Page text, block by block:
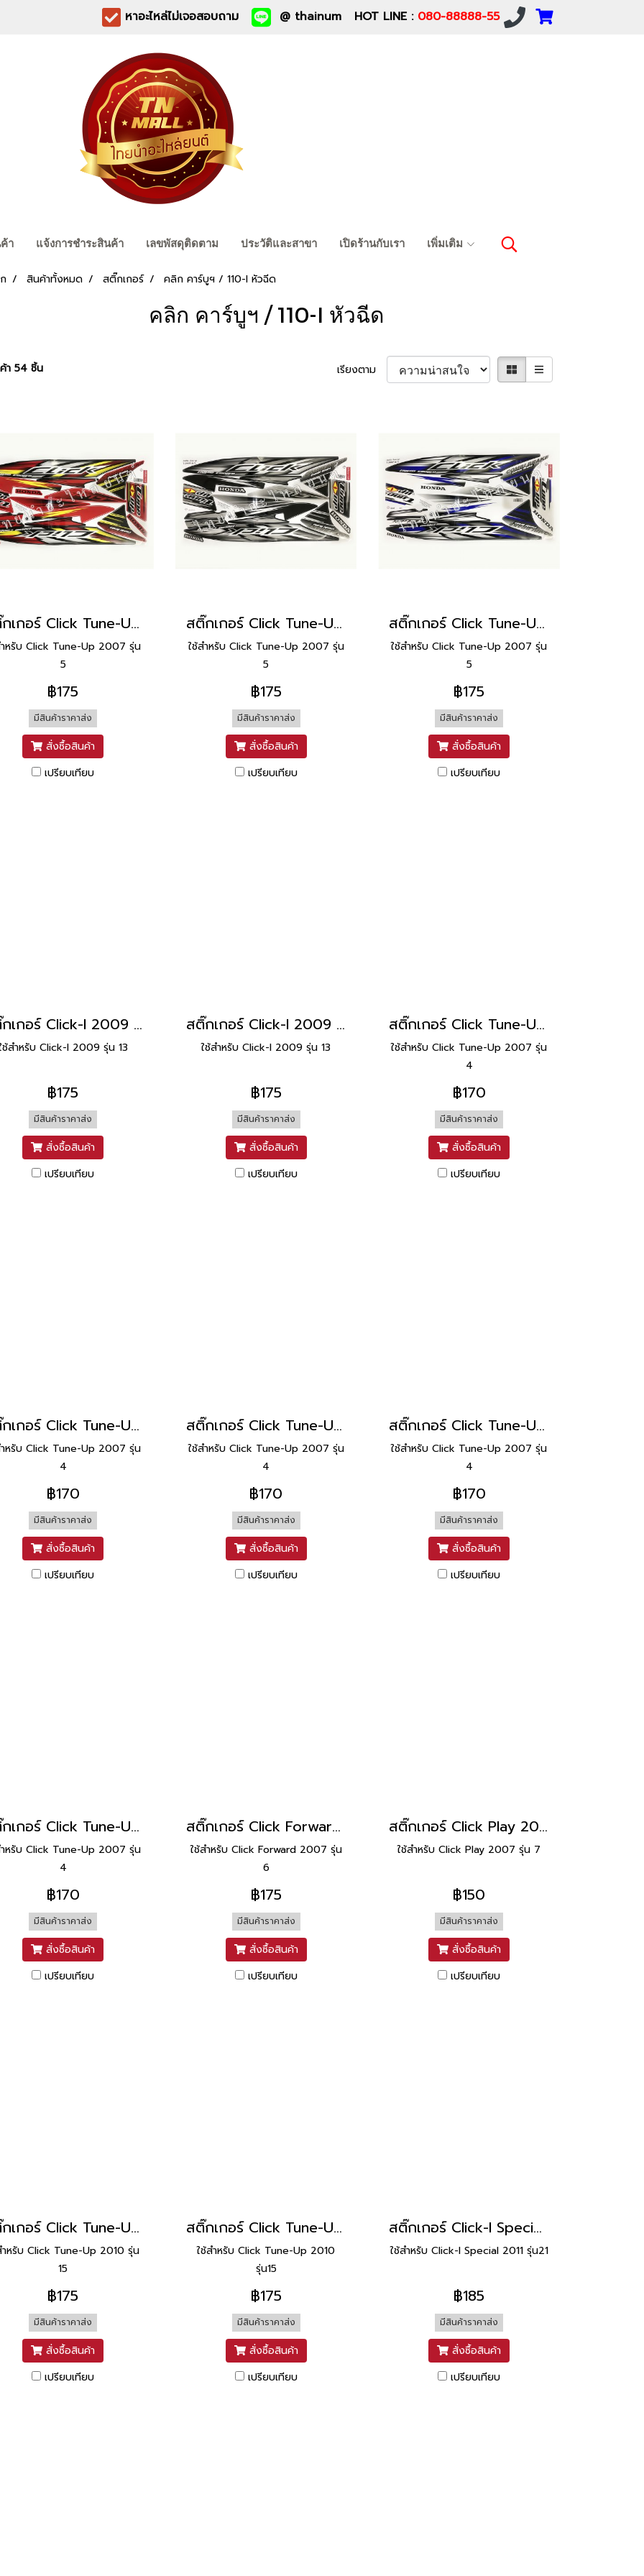
หาอะไหล่ไม่เจอสอบถาม @ thainum HOT LINE : 080-88888-55
า แจ้งการชำระสินค้า เลขพัสดุติดตาม ประวัติและสาขา เปิดร้านกับเรา เพิ่มเติม
สินค้าทั้งหมด สติ๊กเกอร์ คลิก คาร์บูฯ / 110-I หัวฉีด
คลิก คาร์บูฯ / 110-I หัวฉีด
า 54 ชิ้น เรียงตาม
สติ๊กเกอร์ Click Tune-Up 2007 รุ่น 5 [ติดรถ สีแดง]
ำหรับ Click Tune-Up 2007 รุ่น
5
฿175
มีสินค้าราคาส่ง
สั่งซื้อสินค้า
เปรียบเทียบ
สติ๊กเกอร์ Click Tune-Up 2007 รุ่น 5 [ติดรถ สีดำ]
ใช้สำหรับ Click Tune-Up 2007 รุ่น
5
฿175
มีสินค้าราคาส่ง
สั่งซื้อสินค้า
เปรียบเทียบ
สติ๊กเกอร์ Click Tune-Up 2007 รุ่น 5 [ติดรถ สีขาว]
ใช้สำหรับ Click Tune-Up 2007 รุ่น
5
฿175
มีสินค้าราคาส่ง
สั่งซื้อสินค้า
เปรียบเทียบ
สติ๊กเกอร์ Click-I 2009 รุ่น 13 [ติดรถ สีดำส้ม]
ช้สำหรับ Click-I 2009 รุ่น 13
฿175
มีสินค้าราคาส่ง
สั่งซื้อสินค้า
เปรียบเทียบ
สติ๊กเกอร์ Click-I 2009 รุ่น 13 [ติดรถ สีขาวส้ม]
ใช้สำหรับ Click-I 2009 รุ่น 13
฿175
มีสินค้าราคาส่ง
สั่งซื้อสินค้า
เปรียบเทียบ
สติ๊กเกอร์ Click Tune-Up 2007 รุ่น 4 [ติดรถ สีน้ำเงิน]
ใช้สำหรับ Click Tune-Up 2007 รุ่น
4
฿170
มีสินค้าราคาส่ง
สั่งซื้อสินค้า
เปรียบเทียบ
สติ๊กเกอร์ Click Tune-Up 2007 รุ่น 4 [ติดรถ สีแดง]
ำหรับ Click Tune-Up 2007 รุ่น
4
฿170
มีสินค้าราคาส่ง
สั่งซื้อสินค้า
เปรียบเทียบ
สติ๊กเกอร์ Click Tune-Up 2007 รุ่น 4 [ติดรถ สีดำ]
ใช้สำหรับ Click Tune-Up 2007 รุ่น
4
฿170
มีสินค้าราคาส่ง
สั่งซื้อสินค้า
เปรียบเทียบ
สติ๊กเกอร์ Click Tune-Up 2007 รุ่น 4 [ติดรถ สีเงิน]
ใช้สำหรับ Click Tune-Up 2007 รุ่น
4
฿170
มีสินค้าราคาส่ง
สั่งซื้อสินค้า
เปรียบเทียบ
สติ๊กเกอร์ Click Tune-Up 2007 รุ่น 4 [ติดรถ สีขาว]
ำหรับ Click Tune-Up 2007 รุ่น
4
฿170
มีสินค้าราคาส่ง
สั่งซื้อสินค้า
เปรียบเทียบ
สติ๊กเกอร์ Click Forward 2007 รุ่น 6 [ติดรถ สีแดง]
ใช้สำหรับ Click Forward 2007 รุ่น
6
฿175
มีสินค้าราคาส่ง
สั่งซื้อสินค้า
เปรียบเทียบ
สติ๊กเกอร์ Click Play 2007 รุ่น 7 [ติดรถ สีชมพู]
ใช้สำหรับ Click Play 2007 รุ่น 7
฿150
มีสินค้าราคาส่ง
สั่งซื้อสินค้า
เปรียบเทียบ
สติ๊กเกอร์ Click Tune-Up 2010 รุ่น 15 [ติดรถ สีน้ำเงิน]
ำหรับ Click Tune-Up 2010 รุ่น
15
฿175
มีสินค้าราคาส่ง
สั่งซื้อสินค้า
เปรียบเทียบ
สติ๊กเกอร์ Click Tune-Up 2010 รุ่น15 [ติดรถ สีแดง]
ใช้สำหรับ Click Tune-Up 2010
รุ่น15
฿175
มีสินค้าราคาส่ง
สั่งซื้อสินค้า
เปรียบเทียบ
สติ๊กเกอร์ Click-I Special 2011 รุ่น21 [ติดรถ สีมุก]
ใช้สำหรับ Click-I Special 2011 รุ่น21
฿185
มีสินค้าราคาส่ง
สั่งซื้อสินค้า
เปรียบเทียบ